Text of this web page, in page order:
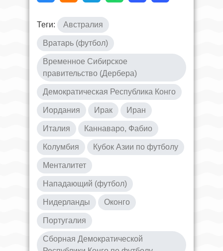
Теги: Австралия
Вратарь (футбол)
Временное Сибирское
правительство (Дербера)
Демократическая Республика Конго
Иордания Ирак Иран
Италия Каннаваро, Фабио
Колумбия Кубок Азии по футболу
Менталитет
Нападающий (футбол)
Нидерланды Оконго
Португалия
Сборная Демократической